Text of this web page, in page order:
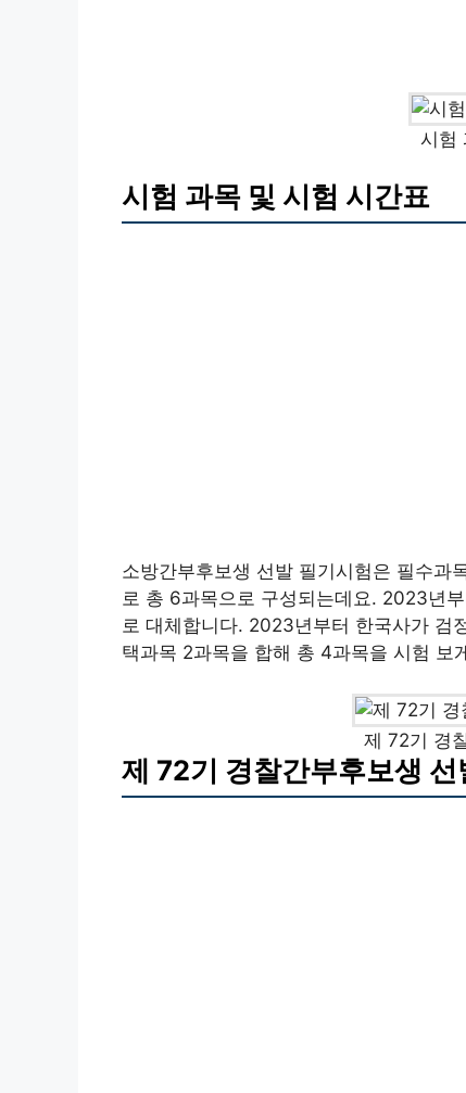
시험
시험 과목 및 시험 시간표
소방간부후보생 선발 필기시험은 필수과
로 총 6과목으로 구성되는데요. 2023년
로 대체합니다. 2023년부터 한국사가 검
택과목 2과목을 합해 총 4과목을 시험 보
제 72기 경
제 72기 경찰간부후보생 선